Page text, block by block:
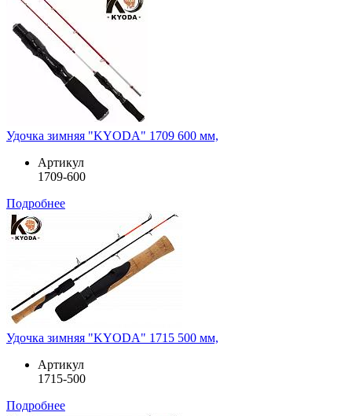
Удочка зимняя "KYODA" 1709 600 мм,
Артикул
1709-600
Подробнее
Удочка зимняя "KYODA" 1715 500 мм,
Артикул
1715-500
Подробнее